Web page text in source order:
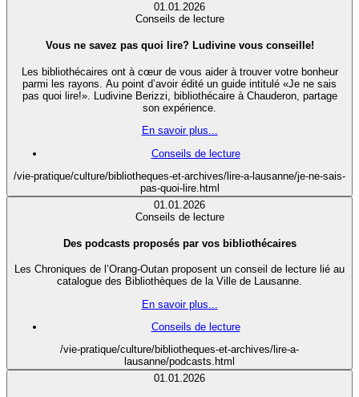
01.01.2026
Conseils de lecture
Vous ne savez pas quoi lire? Ludivine vous conseille!
Les bibliothécaires ont à cœur de vous aider à trouver votre bonheur
parmi les rayons. Au point d’avoir édité un guide intitulé «Je ne sais
pas quoi lire!». Ludivine Berizzi, bibliothécaire à Chauderon, partage
son expérience.
En savoir plus...
Conseils de lecture
/vie-pratique/culture/bibliotheques-et-archives/lire-a-lausanne/je-ne-sais-
pas-quoi-lire.html
01.01.2026
Conseils de lecture
Des podcasts proposés par vos bibliothécaires
Les Chroniques de l’Orang-Outan proposent un conseil de lecture lié au
catalogue des Bibliothèques de la Ville de Lausanne.
En savoir plus...
Conseils de lecture
/vie-pratique/culture/bibliotheques-et-archives/lire-a-
lausanne/podcasts.html
01.01.2026